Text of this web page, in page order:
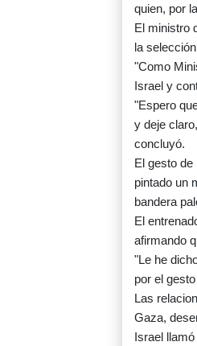
quien, por
El ministro
la
"Como
Israel y
"Espero
y deje
concluyó.
El gesto
pintado un
bandera
El
afirmando
"Le he
por el
Las
Gaza,
Israel